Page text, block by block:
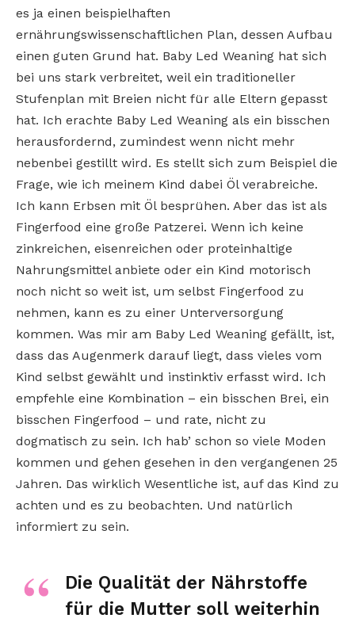
es ja einen beispielhaften
ernährungswissenschaftlichen Plan, dessen Aufbau
einen guten Grund hat. Baby Led Weaning hat sich
bei uns stark verbreitet, weil ein traditioneller
Stufenplan mit Breien nicht für alle Eltern gepasst
hat. Ich erachte Baby Led Weaning als ein bisschen
herausfordernd, zumindest wenn nicht mehr
nebenbei gestillt wird. Es stellt sich zum Beispiel die
Frage, wie ich meinem Kind dabei Öl verabreiche.
Ich kann Erbsen mit Öl besprühen. Aber das ist als
Fingerfood eine große Patzerei. Wenn ich keine
zinkreichen, eisenreichen oder proteinhaltige
Nahrungsmittel anbiete oder ein Kind motorisch
noch nicht so weit ist, um selbst Fingerfood zu
nehmen, kann es zu einer Unterversorgung
kommen. Was mir am Baby Led Weaning gefällt, ist,
dass das Augenmerk darauf liegt, dass vieles vom
Kind selbst gewählt und instinktiv erfasst wird. Ich
empfehle eine Kombination – ein bisschen Brei, ein
bisschen Fingerfood – und rate, nicht zu
dogmatisch zu sein. Ich hab’ schon so viele Moden
kommen und gehen gesehen in den vergangenen 25
Jahren. Das wirklich Wesentliche ist, auf das Kind zu
achten und es zu beobachten. Und natürlich
informiert zu sein.
Die Qualität der Nährstoffe
für die Mutter soll weiterhin